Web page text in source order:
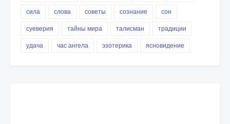
сила
слова советы сознание
сон
суеверия
тайны мира талисман
традиции
удача
час ангела эзотерика ясновидение